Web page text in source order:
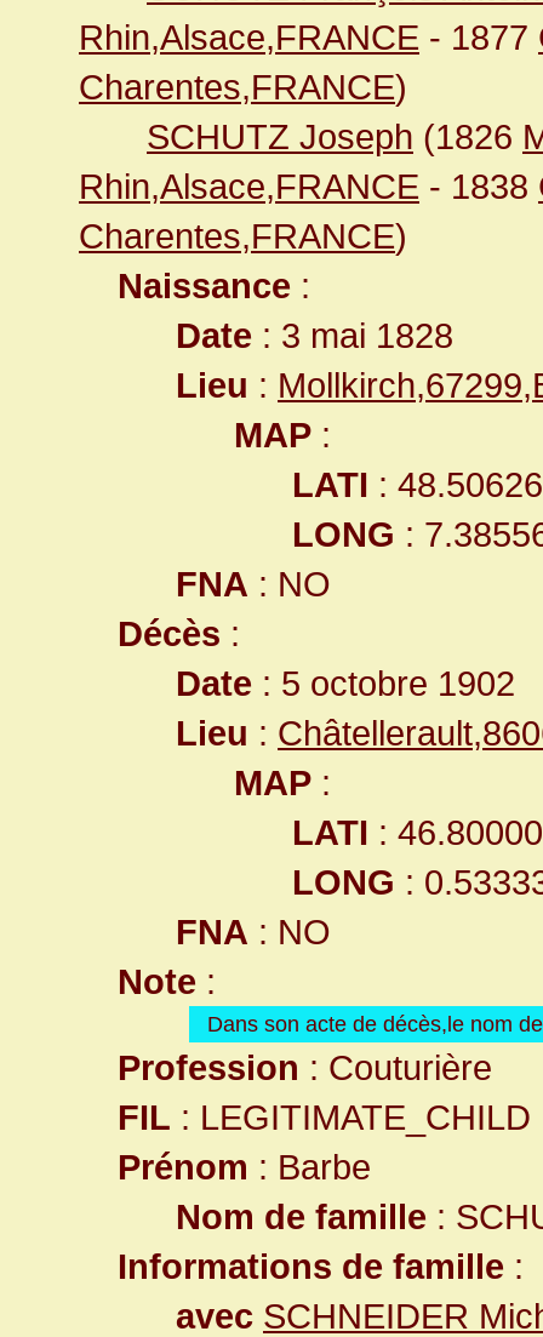
Rhin,Alsace,FRANCE - 1877
Charentes,FRANCE)
SCHUTZ Joseph (1826
Rhin,Alsace,FRANCE - 1838
Charentes,FRANCE)
Naissance :
Date : 3 mai 1828
Lieu :
MAP :
LATI :
LONG :
FNA : NO
Décès :
Date : 5 octobre 1902
Lieu :
MAP :
LATI :
LONG :
FNA : NO
Note :
Dans son acte de décès,le nom
Profession : Couturière
FIL : LEGITIMATE_CHILD
Prénom : Barbe
Nom de famille :
Informations de famille :
avec SCHNEIDER